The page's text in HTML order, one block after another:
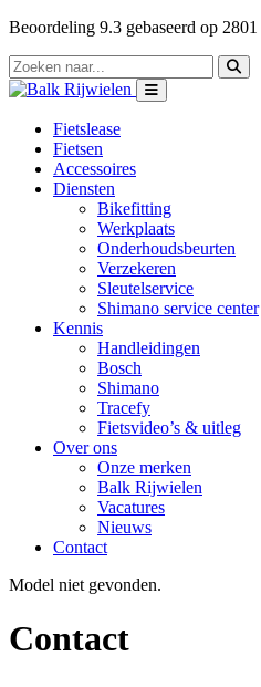
Beoordeling 9.3 gebaseerd op 2801
Fietslease
Fietsen
Accessoires
Diensten
Bikefitting
Werkplaats
Onderhoudsbeurten
Verzekeren
Sleutelservice
Shimano service center
Kennis
Handleidingen
Bosch
Shimano
Tracefy
Fietsvideo’s & uitleg
Over ons
Onze merken
Balk Rijwielen
Vacatures
Nieuws
Contact
Model niet gevonden.
Contact